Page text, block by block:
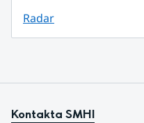
Radar
Kontakta SMHI